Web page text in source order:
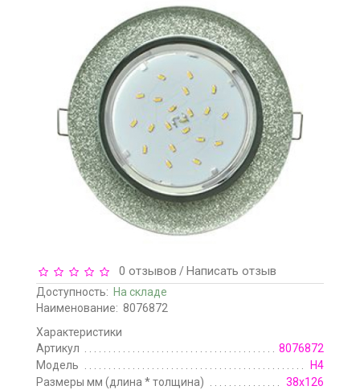
0 отзывов /Написать отзыв
Доступность: На складе
Наименование: 8076872
Характеристики
Артикул
8076872
Модель
H4
Размеры мм (длина * толщина)
38х126